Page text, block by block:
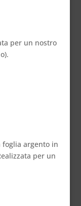
per un nostro
argento in
per un